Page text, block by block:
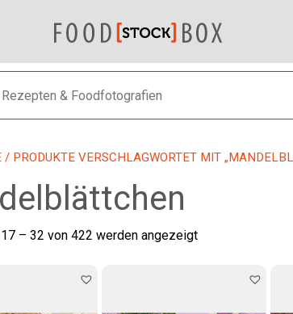
/ PRODUKTE VERSCHLAGWORTET MIT
– 32 von 422 werden angezeigtNach